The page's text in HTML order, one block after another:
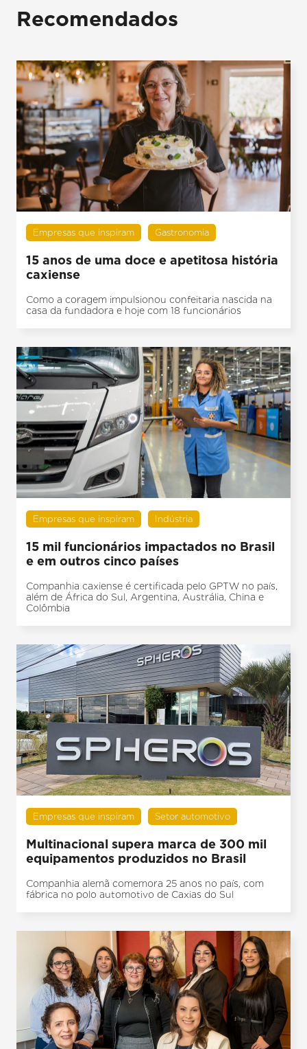
Recomendados
Empresas que inspiram Gastronomia
15 anos de uma doce e apetitosa história
caxiense
Como a coragem impulsionou confeitaria nascida na
casa da fundadora e hoje com 18 funcionários
Empresas que inspiram Indústria
15 mil funcionários impactados no Brasil
e em outros cinco países
Companhia caxiense é certificada pelo GPTW no país,
além de África do Sul, Argentina, Austrália, China e
Colômbia
Empresas que inspiram Setor automotivo
Multinacional supera marca de 300 mil
equipamentos produzidos no Brasil
Companhia alemã comemora 25 anos no país, com
fábrica no polo automotivo de Caxias do Sul